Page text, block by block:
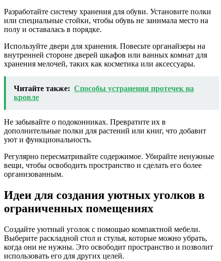
Разработайте систему хранения для обуви. Установите полки
или специальные стойки, чтобы обувь не занимала место на
полу и оставалась в порядке.
Используйте двери для хранения. Повесьте органайзеры на
внутренней стороне дверей шкафов или ванных комнат для
хранения мелочей, таких как косметика или аксессуары.
Читайте также: Способы устранения протечек на
кровле
Не забывайте о подоконниках. Превратите их в
дополнительные полки для растений или книг, что добавит
уют и функциональность.
Регулярно пересматривайте содержимое. Убирайте ненужные
вещи, чтобы освободить пространство и сделать его более
организованным.
Идеи для создания уютных уголков в
ограниченных помещениях
Создайте уютный уголок с помощью компактной мебели.
Выберите раскладной стол и стулья, которые можно убрать,
когда они не нужны. Это освободит пространство и позволит
использовать его для других целей.